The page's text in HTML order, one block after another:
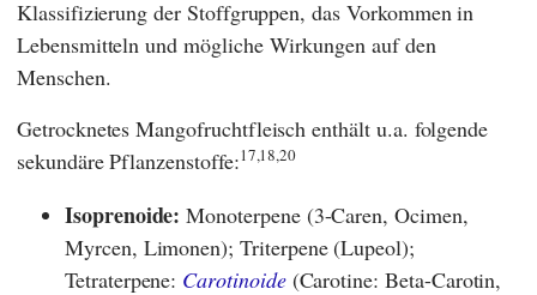
Klassifizierung der Stoffgruppen, das Vorkommen in
Lebensmitteln und mögliche Wirkungen auf den
Menschen.
Getrocknetes Mangofruchtfleisch enthält u.a. folgende
sekundäre Pflanzenstoffe:17,18,20
Isoprenoide: Monoterpene (3-Caren, Ocimen,
Myrcen, Limonen); Triterpene (Lupeol);
Tetraterpene: Carotinoide(Carotine: Beta-Carotin,